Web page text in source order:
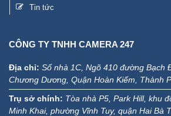
Địa chỉ:
Số nhà 1C, Ngõ 410 đường Bạch
Trụ sở chính: Tòa nhà P5, Park Hill, khu
Minh Khai, phường Vĩnh Tuy, quận Hai Bà
Mã số thuế:01 02 196 009